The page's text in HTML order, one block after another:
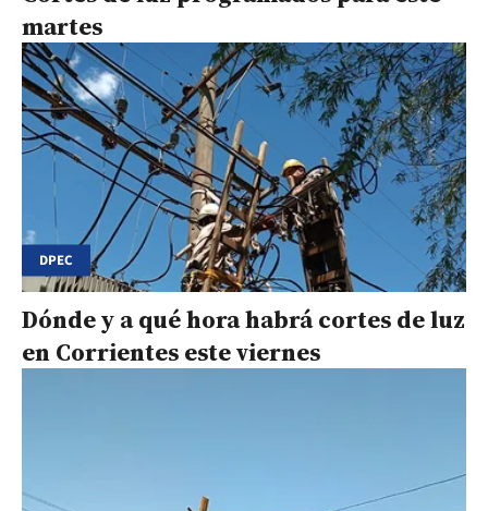
martes
DPEC
Dónde y a qué hora habrá cortes de luz
en Corrientes este viernes